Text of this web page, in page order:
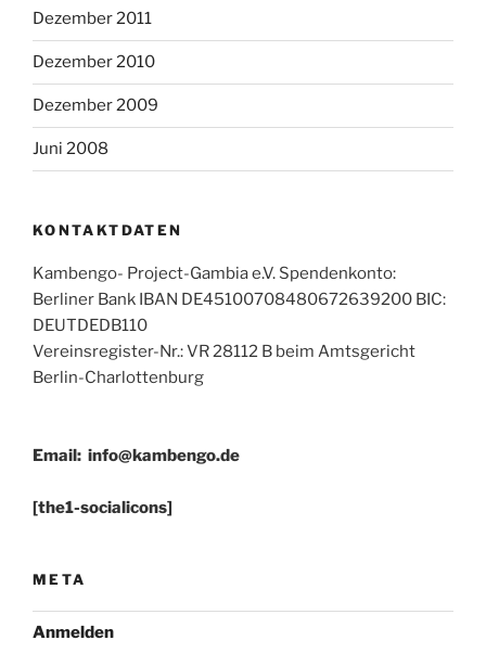
Dezember 2011
Dezember 2010
Dezember 2009
Juni 2008
KONTAKTDATEN
Kambengo- Project-Gambia e.V. Spendenkonto:
Berliner Bank IBAN DE45100708480672639200 BIC:
DEUTDEDB110
Vereinsregister-Nr.: VR 28112 B beim Amtsgericht
Berlin-Charlottenburg
Email: info@kambengo.de
[the1-socialicons]
META
Anmelden